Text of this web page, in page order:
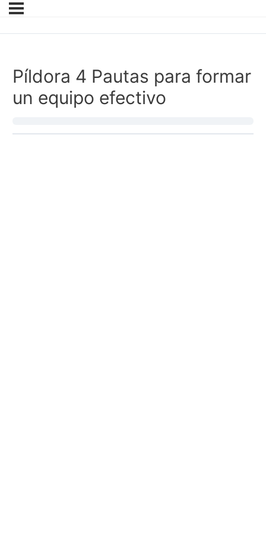
Píldora 4 Pautas para formar
un equipo efectivo